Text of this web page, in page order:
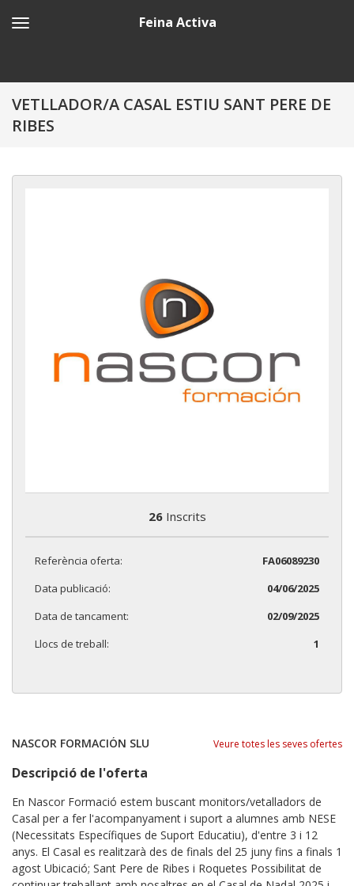
Feina Activa
VETLLADOR/A CASAL ESTIU SANT PERE DE
RIBES
26Inscrits
Referència oferta:
FA06089230
Data publicació:
04/06/2025
Data de tancament:
02/09/2025
Llocs de treball:
1
NASCOR FORMACIÓN SLU Veure totes les seves ofertes
Descripció de l'oferta
En Nascor Formació estem buscant monitors/vetalladors de
Casal per a fer l'acompanyament i suport a alumnes amb NESE
(Necessitats Específiques de Suport Educatiu), d'entre 3 i 12
anys. El Casal es realitzarà des de finals del 25 juny fins a finals 1
agost Ubicació; Sant Pere de Ribes i Roquetes Possibilitat de